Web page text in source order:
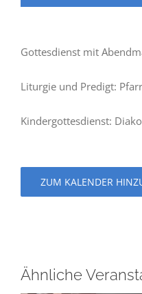
Gottesdienst mit
Liturgie und Predigt:
Kindergottesdienst:
ZUM KALENDER
Ähnliche